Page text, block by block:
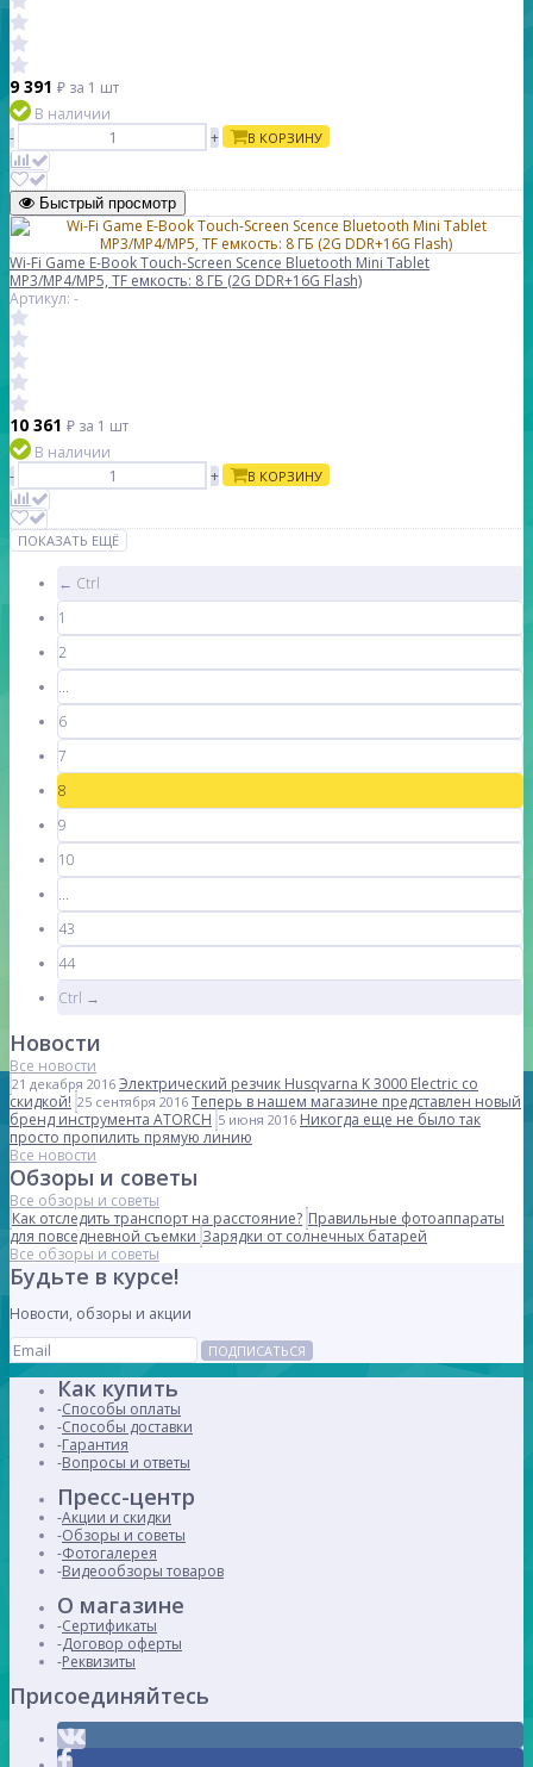
9 391 ₽ за 1 шт
В наличии
-
+ В КОРЗИНУ
Быстрый просмотр
Wi-Fi Game E-Book Touch-Screen Scence Bluetooth Mini Tablet
MP3/MP4/MP5, TF емкость: 8 ГБ (2G DDR+16G Flash)
Артикул: -
10 361 ₽ за 1 шт
В наличии
-
+ В КОРЗИНУ
ПОКАЗАТЬ ЕЩЁ
← Ctrl
1
2
...
6
7
8
9
10
...
43
44
Ctrl →
Новости
Все новости
21 декабря 2016 Электрический резчик Husqvarna K 3000 Electric со
скидкой! 25 сентября 2016 Теперь в нашем магазине представлен новый
бренд инструмента ATORCH 5 июня 2016 Никогда еще не было так
просто пропилить прямую линию
Все новости
Обзоры и советы
Все обзоры и советы
Как отследить транспорт на расстояние? Правильные фотоаппараты
для повседневной съемки Зарядки от солнечных батарей
Все обзоры и советы
Будьте в курсе!
Новости, обзоры и акции
ПОДПИСАТЬСЯ
Как купить
Способы оплаты
Способы доставки
Гарантия
Вопросы и ответы
Пресс-центр
Акции и скидки
Обзоры и советы
Фотогалерея
Видеообзоры товаров
О магазине
Сертификаты
Договор оферты
Реквизиты
Присоединяйтесь